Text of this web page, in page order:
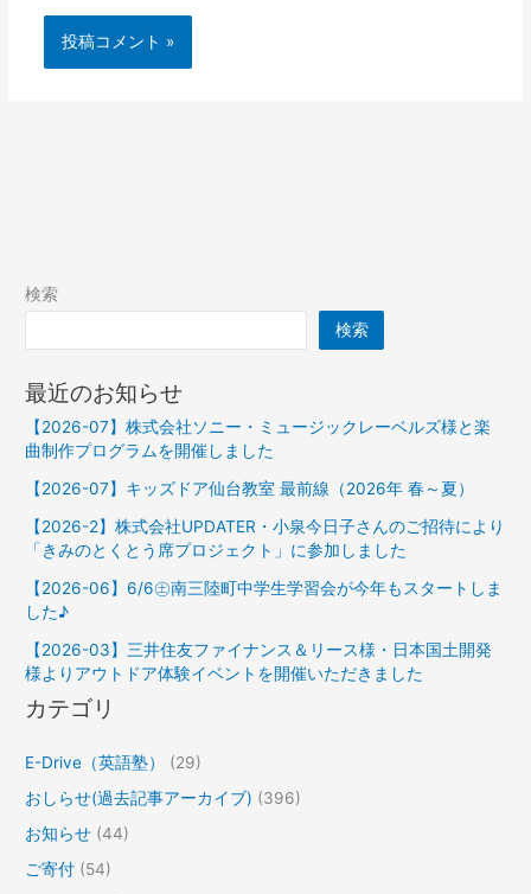
検索
検索
最近のお知らせ
【2026-07】株式会社ソニー・ミュージックレーベルズ様と楽
曲制作プログラムを開催しました
【2026-07】キッズドア仙台教室 最前線（2026年 春～夏）
【2026-2】株式会社UPDATER・小泉今日子さんのご招待により
「きみのとくとう席プロジェクト」に参加しました
【2026-06】6/6㊏南三陸町中学生学習会が今年もスタートしま
した♪
【2026-03】三井住友ファイナンス＆リース様・日本国土開発
様よりアウトドア体験イベントを開催いただきました
カテゴリ
E-Drive（英語塾）
(29)
おしらせ(過去記事アーカイブ) (396)
お知らせ (44)
ご寄付 (54)